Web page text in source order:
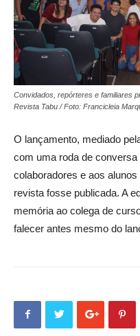
Convidados, repórteres e familiares
Revista Tabu / Foto: Francicleia
O lançamento, mediado
com uma roda de
colaboradores e aos
revista fosse publicada. A
memória ao colega de
falecer antes mesmo do